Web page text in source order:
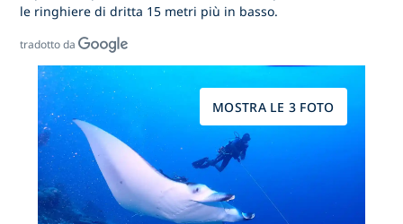
le ringhiere di dritta 15 metri più in basso.
tradotto da
MOSTRA LE 3 FOTO